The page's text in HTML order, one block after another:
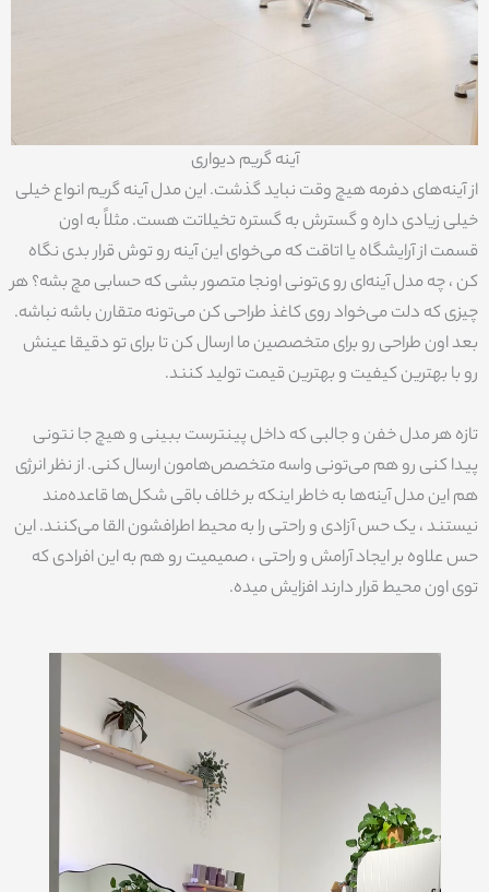
آینه گریم دیواری
از آینه‌های دفرمه هیچ وقت نباید گذشت. این مدل آینه گریم انواع خیلی
خیلی زیادی داره و گسترش به گستره تخیلاتت هست. مثلاً به اون
قسمت از آرایشگاه یا اتاقت که می‌خوای این آینه رو توش قرار بدی نگاه
کن ، چه مدل آینه‌ای رو ی‌تونی اونجا متصور بشی که حسابی مچ بشه؟ هر
چیزی که دلت می‌خواد روی کاغذ طراحی کن می‌تونه متقارن باشه نباشه.
بعد اون طراحی رو برای متخصصین ما ارسال کن تا برای تو دقیقا عینش
رو با بهترین کیفیت و بهترین قیمت تولید کنند.
تازه هر مدل خفن و جالبی که داخل پینترست ببینی و هیچ جا نتونی
پیدا کنی رو هم می‌تونی واسه متخصص‌هامون ارسال کنی. از نظر انرژی
هم این مدل آینه‌ها به خاطر اینکه بر خلاف باقی شکل‌ها قاعده‌مند
نیستند ، یک حس آزادی و راحتی را به محیط اطرافشون القا می‌کنند. این
حس علاوه بر ایجاد آرامش و راحتی ، صمیمیت رو هم به این افرادی که
توی اون محیط قرار دارند افزایش میده.